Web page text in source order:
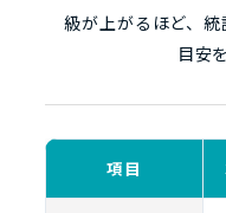
級が上がるほど、統
目安
項目